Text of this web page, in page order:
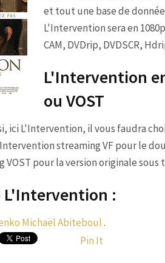
et tout une base de
L'Intervention sera en
CAM, DVDrip, DVDSCR,
L'Intervention
ou VOST
ici L'Intervention, il vous faudra
streaming VF pour le
pour la version originale sous
L'Intervention :
Michaël Abiteboul.
Pin It